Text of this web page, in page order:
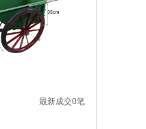
最新成交0笔